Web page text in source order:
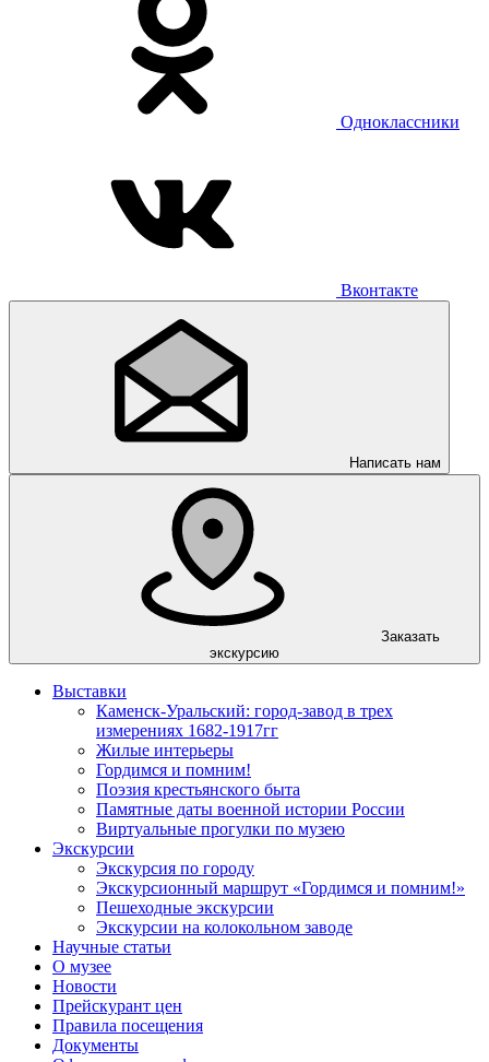
Одноклассники
Вконтакте
Написать нам
Заказать
экскурсию
Выставки
Каменск-Уральский: город-завод в трех
измерениях 1682-1917гг
Жилые интерьеры
Гордимся и помним!
Поэзия крестьянского быта
Памятные даты военной истории России
Виртуальные прогулки по музею
Экскурсии
Экскурсия по городу
Экскурсионный маршрут «Гордимся и помним!»
Пешеходные экскурсии
Экскурсии на колокольном заводе
Научные статьи
О музее
Новости
Прейскурант цен
Правила посещения
Документы